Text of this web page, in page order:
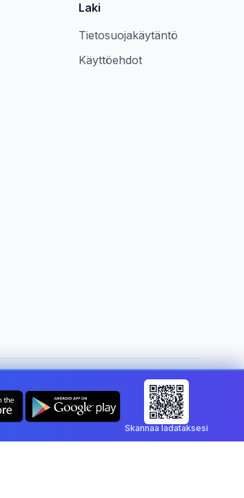
Laki
Tietosuojakäytäntö
Käyttöehdot
Vaihda maa: Finland
Skannaa ladataksesi